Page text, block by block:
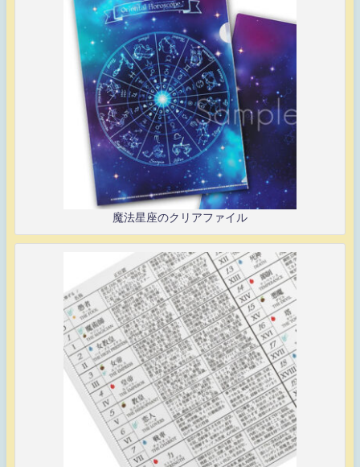
魔法星座のクリアファイル